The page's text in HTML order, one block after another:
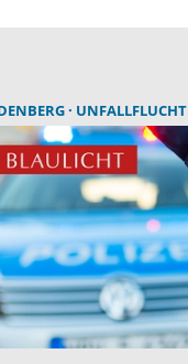
UNFALLFLUCHT